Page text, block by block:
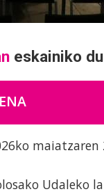
eskainiko
maiatzaren
Udaleko